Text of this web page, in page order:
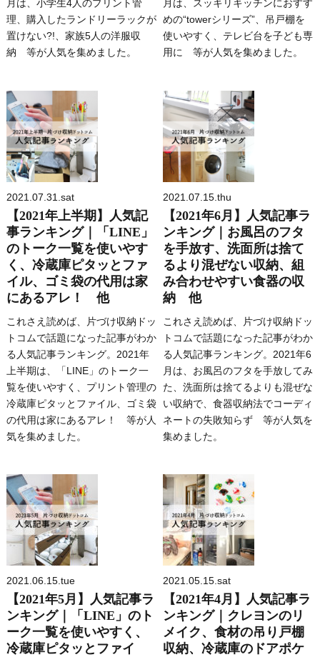
月は、小学生4人のプリント管
理、購入したランドリーラックが
置けない?!、家族5人の洋服収
納 等が人気を集めました。
月は、スッキリキッチンにおすす
めの“towerシリーズ”、吊戸棚を
使いやすく、テレビ台を子ども専
用に 等が人気を集めました。
2021.07.31.sat
【2021年上半期】人気記
事ランキング｜「LINE」
のトーク一覧を使いやす
く、冷蔵庫ピタッとファ
イル、ゴミ袋の代用は家
にあるアレ！ 他
これさえ読めば、片づけ収納ドッ
トコムで話題になった記事がわか
る人気記事ランキング。2021年
上半期は、「LINE」のトーク一
覧を使いやすく、プリント管理の
冷蔵庫ピタッとファイル、ゴミ袋
の代用は家にあるアレ！ 等が人
気を集めました。
2021.07.15.thu
【2021年6月】人気記事ラ
ンキング｜お風呂のフタ
を手放す、洗面所は捨て
るより混ぜない収納、組
み合わせやすい食器の収
納 他
これさえ読めば、片づけ収納ドッ
トコムで話題になった記事がわか
る人気記事ランキング。2021年6
月は、お風呂のフタを手放してみ
た、洗面所は捨てるよりも混ぜな
い収納で、食器収納法でコーディ
ネートの失敗知らず 等が人気を
集めました。
2021.06.15.tue
【2021年5月】人気記事ラ
ンキング｜「LINE」のト
ーク一覧を使いやすく、
冷蔵庫ピタッとファイ
2021.05.15.sat
【2021年4月】人気記事ラ
ンキング｜クレヨンのリ
メイク、食材の吊り戸棚
収納、冷蔵庫のドアポケ